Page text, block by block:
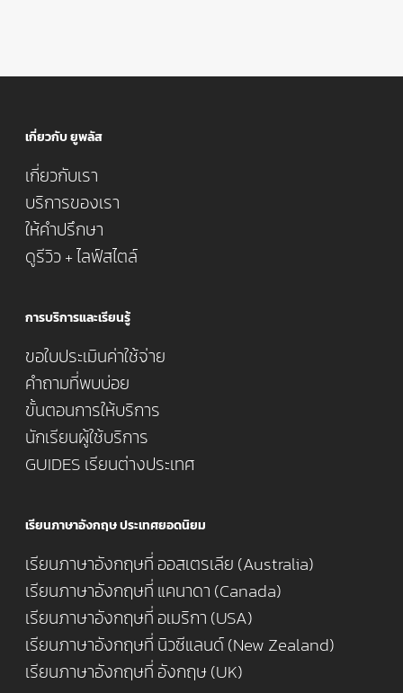
เกี่ยวกับ ยูพลัส
เกี่ยวกับเรา
บริการของเรา
ให้คำปรึกษา
ดูรีวิว + ไลฟ์สไตล์
การบริการและเรียนรู้
ขอใบประเมินค่าใช้จ่าย
คำถามที่พบบ่อย
ขั้นตอนการให้บริการ
นักเรียนผู้ใช้บริการ
GUIDES เรียนต่างประเทศ
เรียนภาษาอังกฤษ ประเทศยอดนิยม
เรียนภาษาอังกฤษที่ ออสเตรเลีย (Australia)
เรียนภาษาอังกฤษที่ แคนาดา (Canada)
เรียนภาษาอังกฤษที่ อเมริกา (USA)
เรียนภาษาอังกฤษที่ นิวซีแลนด์ (New Zealand)
เรียนภาษาอังกฤษที่ อังกฤษ (UK)